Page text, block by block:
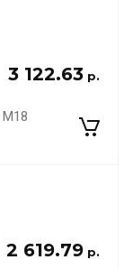
3 122.63 р.
2 619.79 р.